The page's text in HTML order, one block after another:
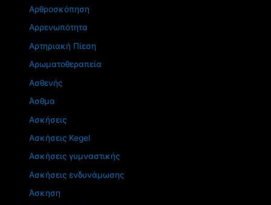
Αρθροσκόπηση
Αρρενωπότητα
Αρτηριακή Πίεση
Αρωματοθεραπεία
Ασθενής
Άσθμα
Ασκήσεις
Ασκήσεις Kegel
Ασκήσεις γυμναστικής
Ασκήσεις ενδυνάμωσης
Άσκηση